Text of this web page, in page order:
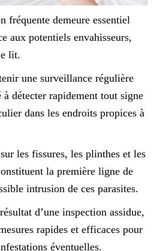
fréquente demeure essentiel
aux potentiels envahisseurs,
lit.
une surveillance régulière
à détecter rapidement tout signe
dans les endroits propices à
les fissures, les plinthes et les
la première ligne de
intrusion de ces parasites.
d’une inspection assidue,
rapides et efficaces pour
éventuelles.